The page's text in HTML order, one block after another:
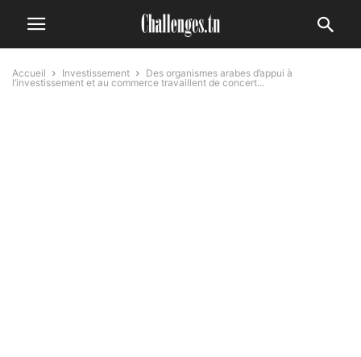
Accueil Investissement
Des organismes arabes d’appui à
l’investissement et au commerce travaillent de concert...